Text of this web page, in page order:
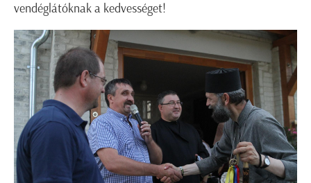
vendéglátóknak a kedvességet!